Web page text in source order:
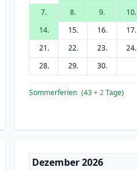
7.
8. 9. 10.
14.
15. 16. 17.
21.
22. 23. 24.
28.
29. 30.
Sommerferien (43+ 2Tage)
Dezember 2026